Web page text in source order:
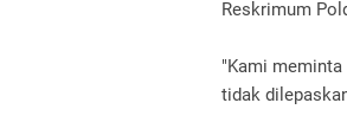
Reskrimum
"Kami
tidak